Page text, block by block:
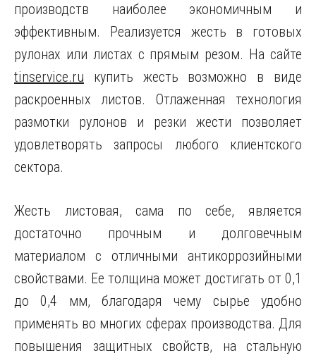
производств наиболее экономичным и
эффективным. Реализуется жесть в готовых
рулонах или листах с прямым резом. На сайте
tinservice.ru купить жесть возможно в виде
раскроенных листов. Отлаженная технология
размотки рулонов и резки жести позволяет
удовлетворять запросы любого клиентского
сектора.
Жесть листовая, сама по себе, является
достаточно прочным и долговечным
материалом с отличными антикоррозийными
свойствами. Ее толщина может достигать от 0,1
до 0,4 мм, благодаря чему сырье удобно
применять во многих сферах производства. Для
повышения защитных свойств, на стальную